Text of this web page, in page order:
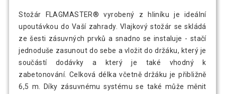
Stožár FLAGMASTER® vyrobený z hliníku je ideální
upoutávkou do Vaší zahrady. Vlajkový stožár se skládá
ze šesti zásuvných prvků a snadno se instaluje - stačí
jednoduše zasunout do sebe a vložit do držáku, který je
součástí dodávky a který je také vhodný k
zabetonování. Celková délka včetně držáku je přibližně
6,5 m. Díky zásuvnému systému se také může měnit